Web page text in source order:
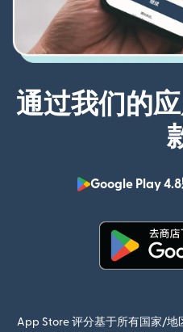
通过我们的
Google Play
App Store 评分基于所有国家/地